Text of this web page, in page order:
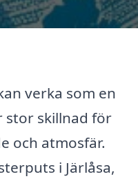
verka som en
stor skillnad för
och atmosfär.
i Järlåsa,